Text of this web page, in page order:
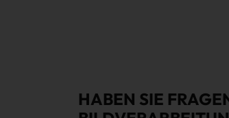
HABEN SIE